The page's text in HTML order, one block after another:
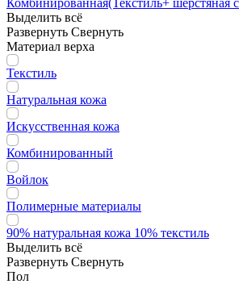
Комбинированная(Текстиль+ шерстяная
Выделить всё
Развернуть Свернуть
Материал верха
Текстиль
Натуральная кожа
Искусственная кожа
Комбинированный
Войлок
Полимерные материалы
90% натуральная кожа 10% текстиль
Выделить всё
Развернуть Свернуть
Пол